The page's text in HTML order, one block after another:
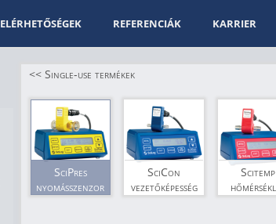
ELÉRHETŐSÉGEK REFERENCIÁK KARRIER
<< Single-use termékek
SciPres
nyomásszenzor
SciCon
vezetőképesség
Scitemp